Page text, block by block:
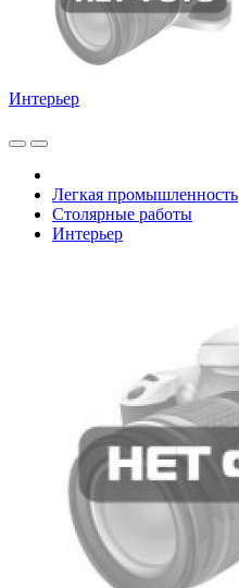
Интерьер
Легкая промышленность
Столярные работы
Интерьер